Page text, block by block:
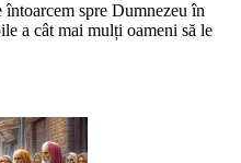
spre Dumnezeu în
a cât mai mulți oameni să le